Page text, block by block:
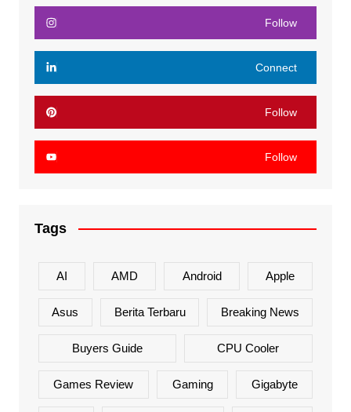
Follow
Connect
Follow
Follow
Tags
AI AMD Android Apple
Asus Berita Terbaru Breaking News
Buyers Guide CPU Cooler
Games Review Gaming Gigabyte